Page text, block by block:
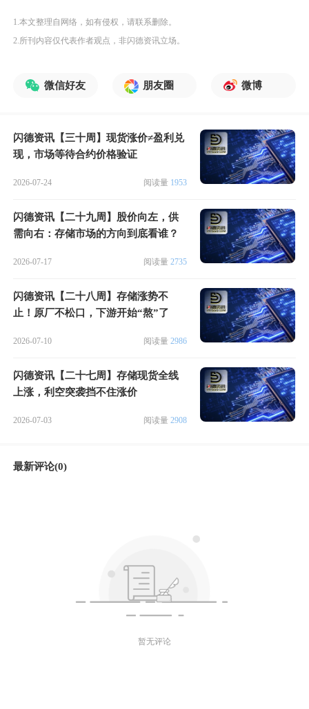
1.本文整理自网络，如有侵权，请联系删除。
2.所刊内容仅代表作者观点，非闪德资讯立场。
微信好友 朋友圈 微博
闪德资讯【三十周】现货涨价≠盈利兑
现，市场等待合约价格验证
2026-07-24 阅读量 1953
闪德资讯【二十九周】股价向左，供
需向右：存储市场的方向到底看谁？
2026-07-17 阅读量 2735
闪德资讯【二十八周】存储涨势不
止！原厂不松口，下游开始“熬”了
2026-07-10 阅读量 2986
闪德资讯【二十七周】存储现货全线
上涨，利空突袭挡不住涨价
2026-07-03 阅读量 2908
最新评论(0)
暂无评论